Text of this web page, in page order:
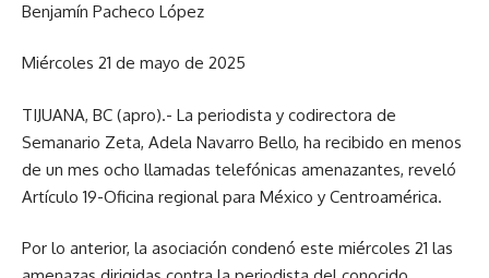
Benjamín Pacheco López
Miércoles 21 de mayo de 2025
TIJUANA, BC (apro).- La periodista y codirectora de
Semanario Zeta, Adela Navarro Bello, ha recibido en menos
de un mes ocho llamadas telefónicas amenazantes, reveló
Artículo 19-Oficina regional para México y Centroamérica.
Por lo anterior, la asociación condenó este miércoles 21 las